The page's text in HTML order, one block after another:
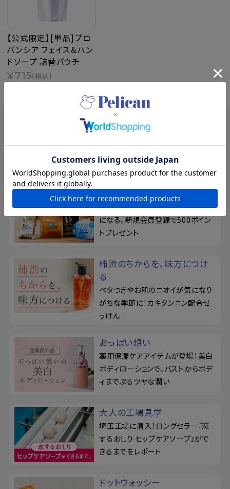
【公式限定】[単品]プロ
バンシア フェイス＆ハン
ドソープ 詰替パウチ
¥715(税込)
SPECIAL
特集
夏の新規入会キャンペーン
8/17まで！夏の素肌を、もっと好き
になる。新規会員登録で500ポイン
トプレゼント
柿渋のちからを、味方につけ
る
ベタつきやお肌のニオイが気になり
がちな季節に！カキタンニン配合せ
っけん
おっぱい想い
薬用保湿ケアアイテムが登場！美白
ボディローションで、バストからボデ
ィまでぷるツヤな潤い
大人の工場見学
埼玉工場に潜入！ロングセラー『恋
するおしり ヒップケアソープ』がで
きるまでをレポート
ドットウォッシー